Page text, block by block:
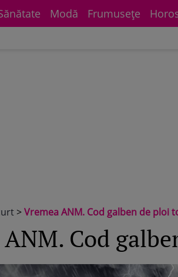
Modă Frumuseţe
>Vremea ANM. Cod galben de ploi
ANM. Cod